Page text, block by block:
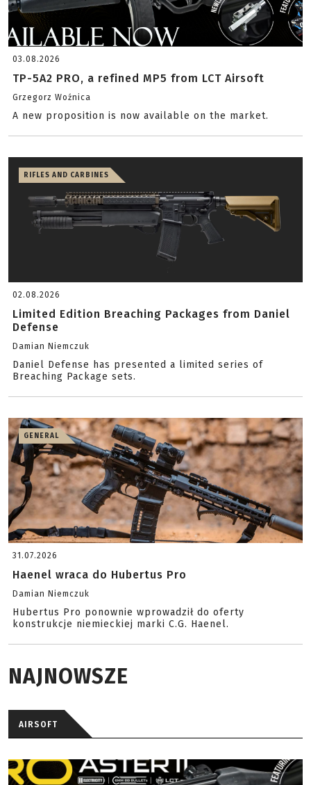
03.08.2026
TP-5A2 PRO, a refined MP5 from LCT Airsoft
Grzegorz Woźnica
A new proposition is now available on the market.
RIFLES AND CARBINES
02.08.2026
Limited Edition Breaching Packages from Daniel
Defense
Damian Niemczuk
Daniel Defense has presented a limited series of
Breaching Package sets.
GENERAL
31.07.2026
Haenel wraca do Hubertus Pro
Damian Niemczuk
Hubertus Pro ponownie wprowadził do oferty
konstrukcje niemieckiej marki C.G. Haenel.
NAJNOWSZE
AIRSOFT